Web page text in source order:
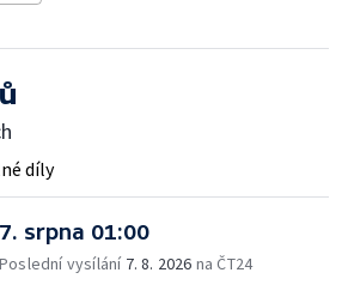
díly
7. srpna 01:00
Poslední vysílání 7. 8. 2026 na ČT24